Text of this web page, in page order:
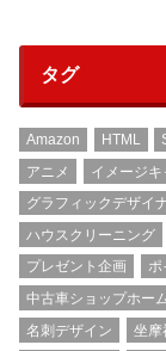
タグ
Amazon HTML
アニメ
イメージキ
グラフィックデザイ
ハウスクリーニング
プレゼント企画
ポ
中古車ショップホー
名刺デザイン
坐摩